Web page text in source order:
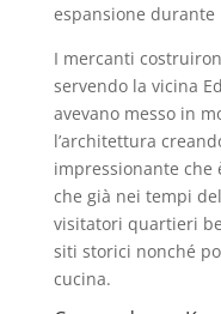
espansione durante
I mercanti
servendo la vicina
avevano messo in
l’architettura
impressionante che
che già nei tempi
visitatori quartieri
siti storici nonché
cucina.